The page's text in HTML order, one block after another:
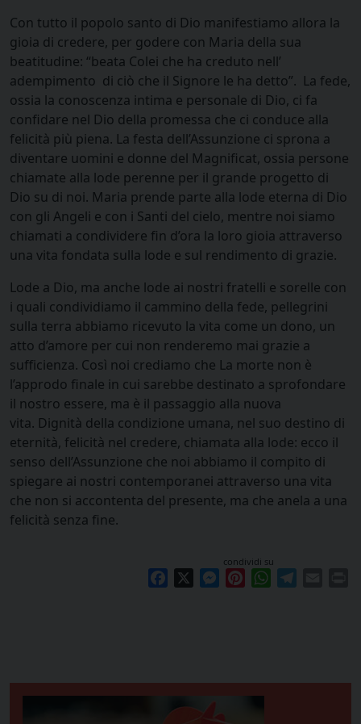
Con tutto il popolo santo di Dio manifestiamo allora la
gioia di credere, per godere con Maria della sua
beatitudine: “beata Colei che ha creduto nell’
adempimento di ciò che il Signore le ha detto”. La fede,
ossia la conoscenza intima e personale di Dio, ci fa
confidare nel Dio della promessa che ci conduce alla
felicità più piena. La festa dell’Assunzione ci sprona a
diventare uomini e donne del Magnificat, ossia persone
chiamate alla lode perenne per il grande progetto di
Dio su di noi. Maria prende parte alla lode eterna di Dio
con gli Angeli e con i Santi del cielo, mentre noi siamo
chiamati a condividere fin d’ora la loro gioia attraverso
una vita fondata sulla lode e sul rendimento di grazie.
Lode a Dio, ma anche lode ai nostri fratelli e sorelle con
i quali condividiamo il cammino della fede, pellegrini
sulla terra abbiamo ricevuto la vita come un dono, un
atto d’amore per cui non renderemo mai grazie a
sufficienza. Così noi crediamo che La morte non è
l’approdo finale in cui sarebbe destinato a sprofondare
il nostro essere, ma è il passaggio alla nuova
vita. Dignità della condizione umana, nel suo destino di
eternità, felicità nel credere, chiamata alla lode: ecco il
senso dell’Assunzione che noi abbiamo il compito di
spiegare ai nostri contemporanei attraverso una vita
che non si accontenta del presente, ma che anela a una
felicità senza fine.
condividi su
Facebook Messenger
PinterestWhatsApp